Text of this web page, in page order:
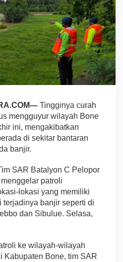
Tingginya curah
mengguyur wilayah Bone
ini, mengakibatkan
di sekitar bantaran
banjir.
SAR Batalyon C Pelopor
patroli
lokasi yang memiliki
terjadinya banjir seperti di
dan Sibulue. Selasa,
ke wilayah-wilayah
Kabupaten Bone, tim SAR